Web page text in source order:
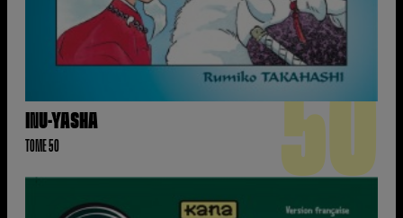
INU-YASHA
TOME 50 50